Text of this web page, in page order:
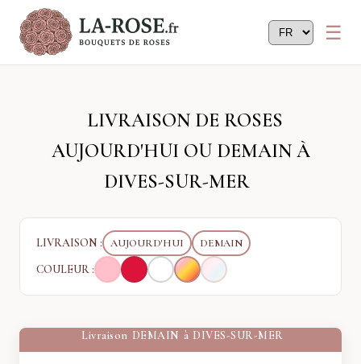
LIVRAISON DE ROSES
AUJOURD'HUI OU DEMAIN À
DIVES-SUR-MER
LIVRAISON : AUJOURD'HUI DEMAIN
COULEUR :
Livraison DEMAIN à DIVES-SUR-MER
Panneau de gestion des cookies